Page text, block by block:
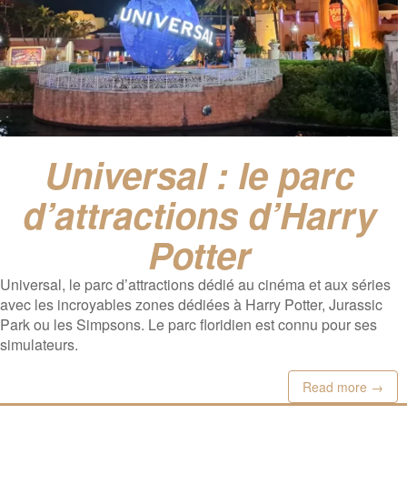
Universal : le parc
d’attractions d’Harry
Potter
Universal, le parc d’attractions dédié au cinéma et aux séries
avec les incroyables zones dédiées à Harry Potter, Jurassic
Park ou les Simpsons. Le parc floridien est connu pour ses
simulateurs.
Read more →